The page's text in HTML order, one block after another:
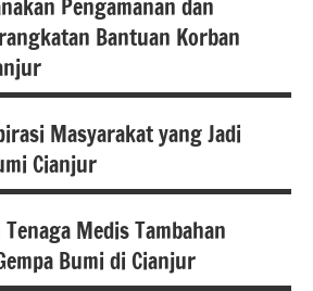
Pengamanan dan
Bantuan Korban
Masyarakat yang Jadi
Cianjur
Medis Tambahan
Bumi di Cianjur